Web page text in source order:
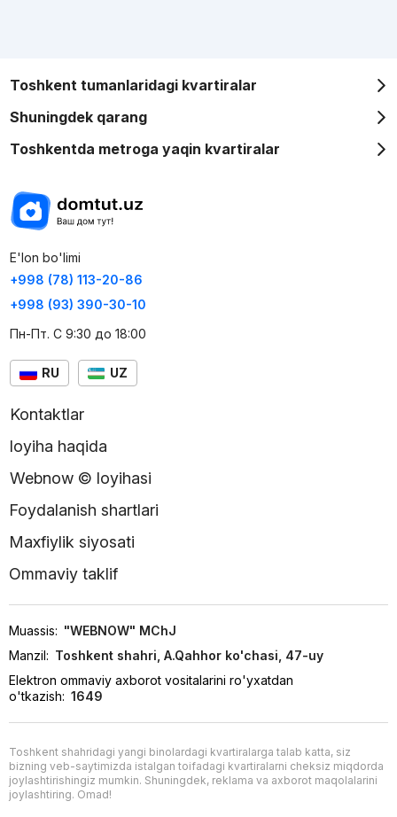
Toshkent tumanlaridagi kvartiralar
Shuningdek qarang
Toshkentda metroga yaqin kvartiralar
E'lon bo'limi
+998 (78) 113-20-86
+998 (93) 390-30-10
Пн-Пт. С 9:30 до 18:00
RU UZ
Kontaktlar
loyiha haqida
Webnow © loyihasi
Foydalanish shartlari
Maxfiylik siyosati
Ommaviy taklif
Muassis: "WEBNOW" MChJ
Manzil: Toshkent shahri, A.Qahhor ko'chasi, 47-uy
Elektron ommaviy axborot vositalarini ro'yxatdan
o'tkazish: 1649
Toshkent shahridagi yangi binolardagi kvartiralarga talab katta, siz
bizning veb-saytimizda istalgan toifadagi kvartiralarni cheksiz miqdorda
joylashtirishingiz mumkin. Shuningdek, reklama va axborot maqolalarini
joylashtiring. Omad!